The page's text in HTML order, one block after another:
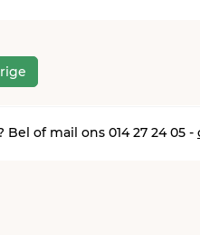
of mail ons 014 27 24 05 -